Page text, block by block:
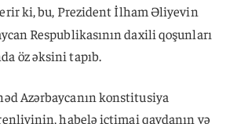
ki, bu, Prezident İlham Əliyevin
Respublikasının daxili qoşunları
öz əksini tapıb.
Azərbaycanın konstitusiya
habelə ictimai qaydanın və